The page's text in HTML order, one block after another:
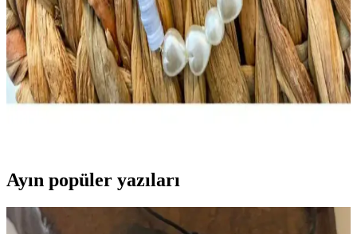
sunan bu takılar, günlük ve özel günlerde şıklık katmak için ideal
seçeneklerdir.
LOVELYCOLLECTİON Julıano Fimo Boncuklu
Telefon Askısı İncelenmesi ve Kullanıcı Yorumları
Mor renkli, hafif ve estetik tasarıma sahip LOVELYCOLLECTİON
Ayın popüler yazıları